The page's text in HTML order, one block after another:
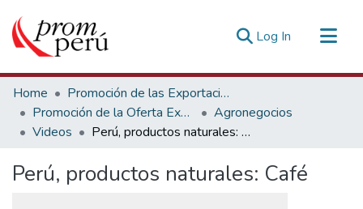
Log In (current)
Communities & Collections
All of DSpace
Statistics
Estadísticas Externas
Home
Promoción de las Exportaciones
Promoción de la Oferta Exportable
Agronegocios
Videos
Perú, productos naturales: Café
Perú, productos naturales: Café